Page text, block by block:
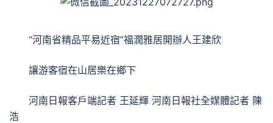
“河南省精品平易近宿”福潤雅居開辦人王建欣
讓游客宿在山居樂在鄉下
河南日報客戶端記者 王延輝 河南日報社全媒體記者 陳
浩